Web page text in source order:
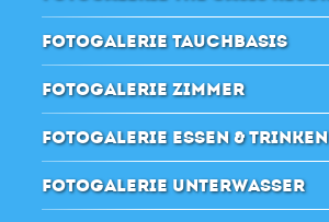
FOTOGALERIE TAUCHBASIS
FOTOGALERIE ZIMMER
FOTOGALERIE ESSEN & TRINKEN
FOTOGALERIE UNTERWASSER